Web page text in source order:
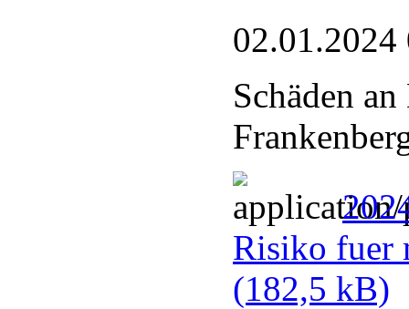
02.01.2024
Schäden
Risiko fuer
(182,5 kB)